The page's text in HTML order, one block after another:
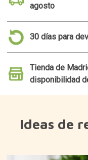
agosto
30 días para
Tienda de
disponibilidad
Ideas de